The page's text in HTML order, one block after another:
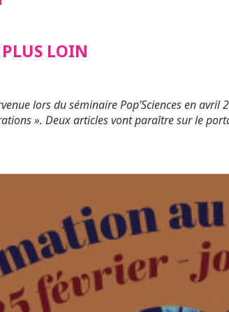
LOIN
lors du séminaire Pop’Sciences en
». Deux articles vont paraître sur le